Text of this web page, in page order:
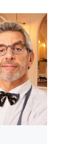
avant
classe
et